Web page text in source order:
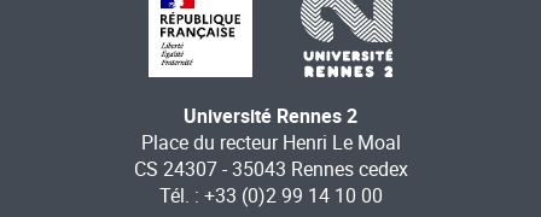
Université Rennes 2
Place du recteur Henri Le Moal
CS 24307 - 35043 Rennes cedex
Tél. : +33 (0)2 99 14 10 00